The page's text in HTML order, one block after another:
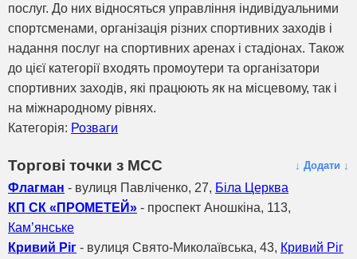
послуг. До них відносяться управління індивідуальними
спортсменами, організація різних спортивних заходів і
надання послуг на спортивних аренах і стадіонах. Також
до цієї категорії входять промоутери та організатори
спортивних заходів, які працюють як на місцевому, так і
на міжнародному рівнях.
Категорія: Розваги
Торгові точки з МСС ↓ Додати ↓
Флагман - вулиця Павліченко, 27, Біла Церква
КП СК «ПРОМЕТЕЙ» - проспект Аношкіна, 113,
Кам’янське
Кривий Ріг - вулиця Свято-Миколаївська, 43, Кривий Ріг